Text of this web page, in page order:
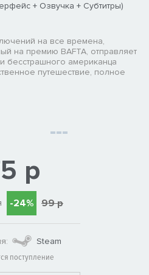
+ Озвучка + Субтитры)
на все времена,
на премию BAFTA, отправляет
бесстрашного американца
путешествие, полное
р
-24% 99 р
Steam
поступление